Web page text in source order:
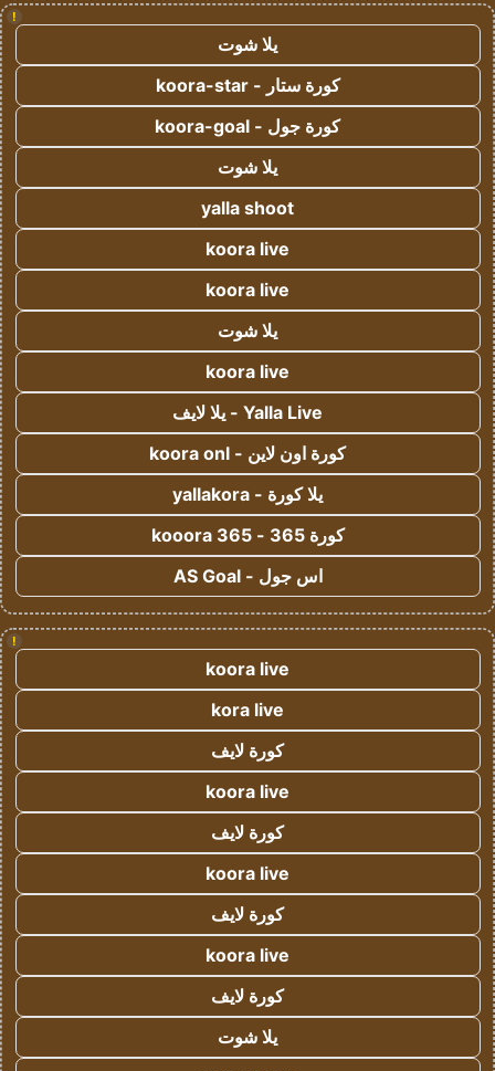
!
يلا شوت
كورة ستار - koora-star
كورة جول - koora-goal
يلا شوت
yalla shoot
koora live
koora live
يلا شوت
koora live
Yalla Live - يلا لايف
كورة اون لاين - koora onl
يلا كورة - yallakora
كورة 365 - kooora 365
اس جول - AS Goal
!
koora live
kora live
كورة لايف
koora live
كورة لايف
koora live
كورة لايف
koora live
كورة لايف
يلا شوت